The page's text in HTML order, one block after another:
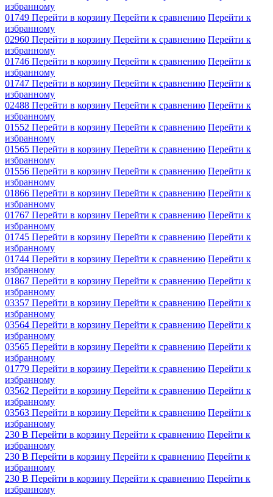
избранному
01749 Перейти в корзину Перейти к сравнению Перейти к
избранному
02960 Перейти в корзину Перейти к сравнению Перейти к
избранному
01746 Перейти в корзину Перейти к сравнению Перейти к
избранному
01747 Перейти в корзину Перейти к сравнению Перейти к
избранному
02488 Перейти в корзину Перейти к сравнению Перейти к
избранному
01552 Перейти в корзину Перейти к сравнению Перейти к
избранному
01565 Перейти в корзину Перейти к сравнению Перейти к
избранному
01556 Перейти в корзину Перейти к сравнению Перейти к
избранному
01866 Перейти в корзину Перейти к сравнению Перейти к
избранному
01767 Перейти в корзину Перейти к сравнению Перейти к
избранному
01745 Перейти в корзину Перейти к сравнению Перейти к
избранному
01744 Перейти в корзину Перейти к сравнению Перейти к
избранному
01867 Перейти в корзину Перейти к сравнению Перейти к
избранному
03357 Перейти в корзину Перейти к сравнению Перейти к
избранному
03564 Перейти в корзину Перейти к сравнению Перейти к
избранному
03565 Перейти в корзину Перейти к сравнению Перейти к
избранному
01779 Перейти в корзину Перейти к сравнению Перейти к
избранному
03562 Перейти в корзину Перейти к сравнению Перейти к
избранному
03563 Перейти в корзину Перейти к сравнению Перейти к
избранному
230 В Перейти в корзину Перейти к сравнению Перейти к
избранному
230 В Перейти в корзину Перейти к сравнению Перейти к
избранному
230 В Перейти в корзину Перейти к сравнению Перейти к
избранному